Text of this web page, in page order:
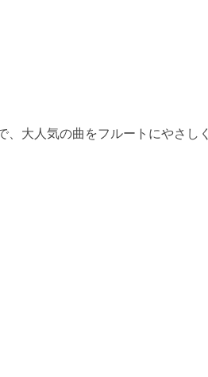
大人気の曲をフルートにやさしく